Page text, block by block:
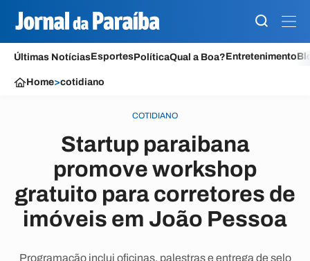
Últimas NotíciasEsportesPolíticaQual a Boa?Entretenimento
Home>cotidiano
COTIDIANO
Startup paraibana
promove workshop
gratuito para corretores de
imóveis em João Pessoa
Programação inclui oficinas, palestras e entrega de selo